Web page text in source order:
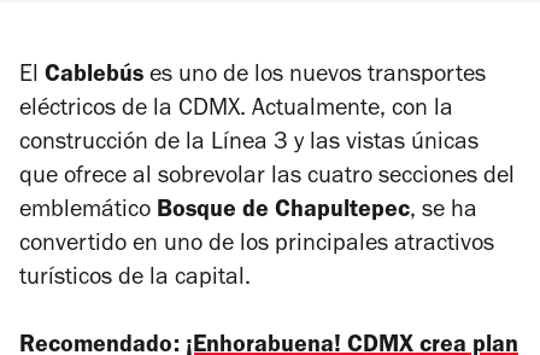
El Cablebús es uno de los nuevos transportes
eléctricos de la CDMX. Actualmente, con la
construcción de la Línea 3 y las vistas únicas
que ofrece al sobrevolar las cuatro secciones del
emblemático Bosque de Chapultepec, se ha
convertido en uno de los principales atractivos
turísticos de la capital.
Recomendado: ¡Enhorabuena! CDMX crea plan